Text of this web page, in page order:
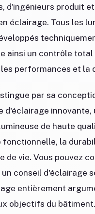
d'ingénieurs produit
éclairage. Tous les
ainsi un contrôle total
performances et la
par sa
d'éclairage innovante,
de haute
fonctionnelle, la
de vie. Vous pouvez
conseil d'éclairage
entièrement
objectifs du bâtiment.